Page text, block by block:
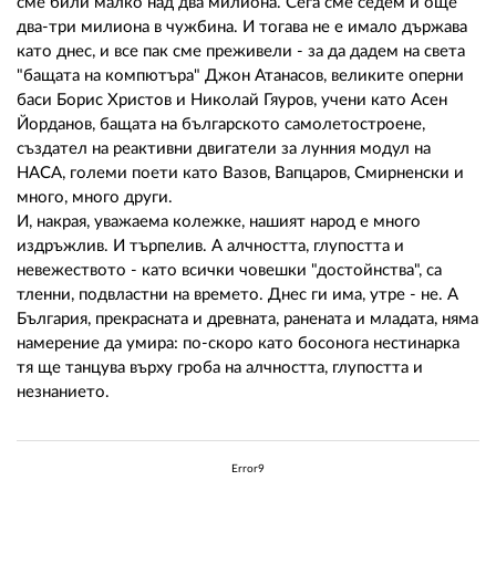
два-три милиона в чужбина. И тогава не е имало държава
като днес, и все пак сме преживели - за да дадем на света
"бащата на компютъра" Джон Атанасов, великите оперни
баси Борис Христов и Николай Гяуров, учени като Асен
Йорданов, бащата на българското самолетостроене,
създател на реактивни двигатели за лунния модул на
НАСА, големи поети като Вазов, Вапцаров, Смирненски и
много, много други.
И, накрая, уважаема колежке, нашият народ е много
издръжлив. И търпелив. А алчността, глупостта и
невежеството - като всички човешки "достойнства", са
тленни, подвластни на времето. Днес ги има, утре - не. А
България, прекрасната и древната, ранената и младата, няма
намерение да умира: по-скоро като босонога нестинарка
тя ще танцува върху гроба на алчността, глупостта и
незнанието.
Error9